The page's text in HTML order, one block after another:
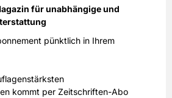
für unabhängige und
pünktlich in Ihrem
kommt per Zeitschriften-Abo